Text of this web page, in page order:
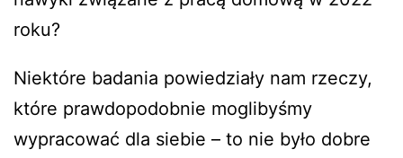
roku?
Niektóre badania powiedziały nam rzeczy,
które prawdopodobnie moglibyśmy
wypracować dla siebie – to nie było dobre